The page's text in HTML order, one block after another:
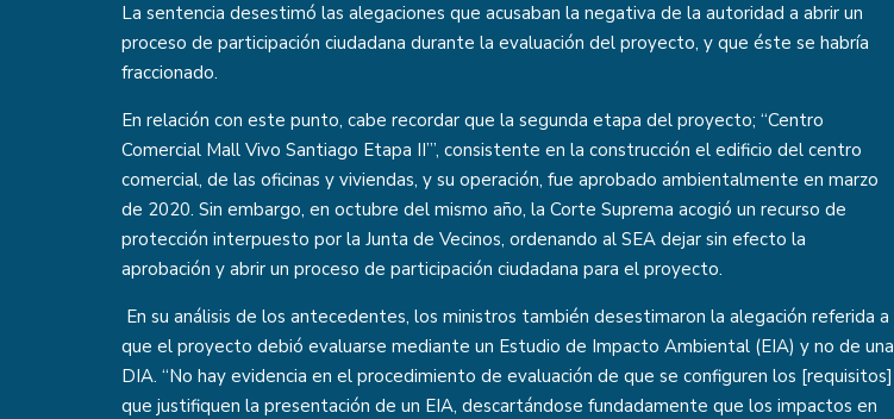
La sentencia desestimó las alegaciones que acusaban la negativa de la autoridad a abrir un
proceso de participación ciudadana durante la evaluación del proyecto, y que éste se habría
fraccionado.
En relación con este punto, cabe recordar que la segunda etapa del proyecto; “Centro
Comercial Mall Vivo Santiago Etapa II’”, consistente en la construcción el edificio del centro
comercial, de las oficinas y viviendas, y su operación, fue aprobado ambientalmente en marzo
de 2020. Sin embargo, en octubre del mismo año, la Corte Suprema acogió un recurso de
protección interpuesto por la Junta de Vecinos, ordenando al SEA dejar sin efecto la
aprobación y abrir un proceso de participación ciudadana para el proyecto.
En su análisis de los antecedentes, los ministros también desestimaron la alegación referida a
que el proyecto debió evaluarse mediante un Estudio de Impacto Ambiental (EIA) y no de una
DIA. “No hay evidencia en el procedimiento de evaluación de que se configuren los [requisitos]
que justifiquen la presentación de un EIA, descartándose fundadamente que los impactos en